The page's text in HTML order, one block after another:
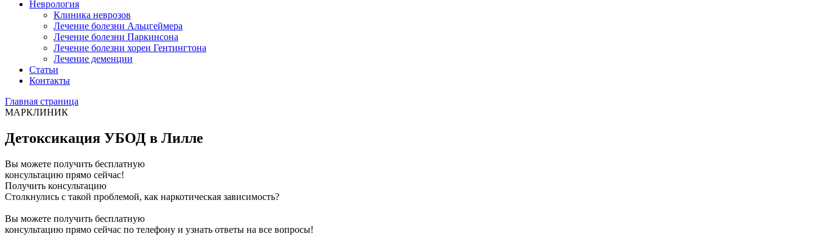
Неврология
Клиника неврозов
Лечение болезни Альцгеймера
Лечение болезни Паркинсона
Лечение болезни хореи Гентингтона
Лечение деменции
Статьи
Контакты
Главная страница
МАРКЛИНИК
​​Детоксикация УБОД в Лилле
Вы можете получить бесплатную
консультацию прямо сейчас!
Получить консультацию
Столкнулись с такой проблемой, как наркотическая зависимость?
Вы можете получить бесплатную
консультацию прямо сейчас по телефону и узнать ответы на все вопросы!